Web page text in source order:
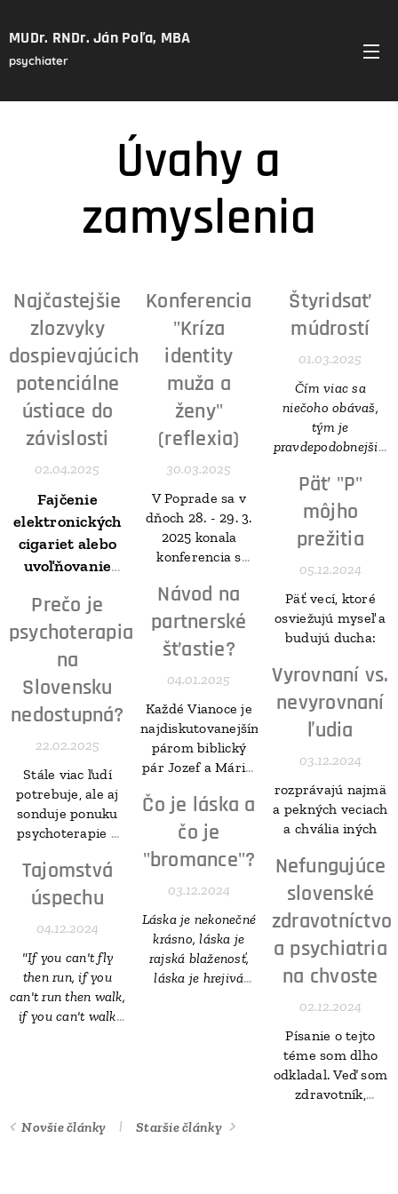
MUDr. RNDr. Ján Poľa, MBA
psychiater
Úvahy a
zamyslenia
Najčastejšie
zlozvyky
dospievajúcich
potenciálne
ústiace do
závislosti
02.04.2025
Fajčenie
elektronických
cigariet alebo
uvoľňovanie
nikotínových
vrecúšok v
ústach
Konferencia
"Kríza
identity
muža a
ženy"
(reflexia)
30.03.2025
V Poprade sa v
dňoch 28. - 29. 3.
2025 konala
konferencia s
identity muža a
ženy.
Štyridsať
múdrostí
01.03.2025
Čím viac sa
niečoho obávaš,
tým je
pravdepodobnejšie,
stane.Strach
nezastaví smrť,
zastaví život.
niečo stojí tvoj
pokoj, je to príliš
len rozhodnutia,
ktoré si urobil, nie
možnosti, ktoré si
neprijímaj kritiku
od niekoho, koho
by si nežiadal o
radu.Môžeš robiť
čokoľvek, ale nie
na...
Prečo je
psychoterapia
na
Slovensku
nedostupná?
22.02.2025
Stále viac ľudí
potrebuje, ale aj
sonduje ponuku
psychoterapie v
že pre väčšinu z
nich je reálne
navštevovanie
psychoterapeuta
nedostupné tak
geograficky, ako
aj finančne.
Návod na
partnerské
šťastie?
04.01.2025
Každé Vianoce je
najdiskutovanejším
párom biblický
pár Jozef a Mária.
v čom je aj dnes
možné nechať sa
nimi inšpirovať.
Päť "P"
môjho
prežitia
05.12.2024
Päť vecí, ktoré
osviežujú myseľ a
budujú ducha:
Tajomstvá
úspechu
04.12.2024
"If you can't fly
then run, if you
can't run then walk,
if you can't walk
King Jr.
Čo je láska a
čo je
"bromance"?
03.12.2024
Láska je nekonečné
krásno, láska je
rajská blaženosť,
láska je hrejivá
odpustenie, láska je
Vyrovnaní vs.
nevyrovnaní
ľudia
03.12.2024
rozprávajú najmä
a pekných veciach
a chvália iných
Nefungujúce
slovenské
zdravotníctvo
a psychiatria
na chvoste
02.12.2024
Písanie o tejto
téme som dlho
odkladal. Veď som
zdravotník,
Novšie články Staršie články